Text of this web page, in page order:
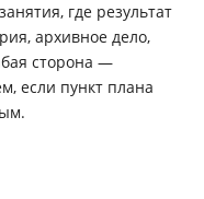
где результат
архивное дело,
сторона —
если пункт плана